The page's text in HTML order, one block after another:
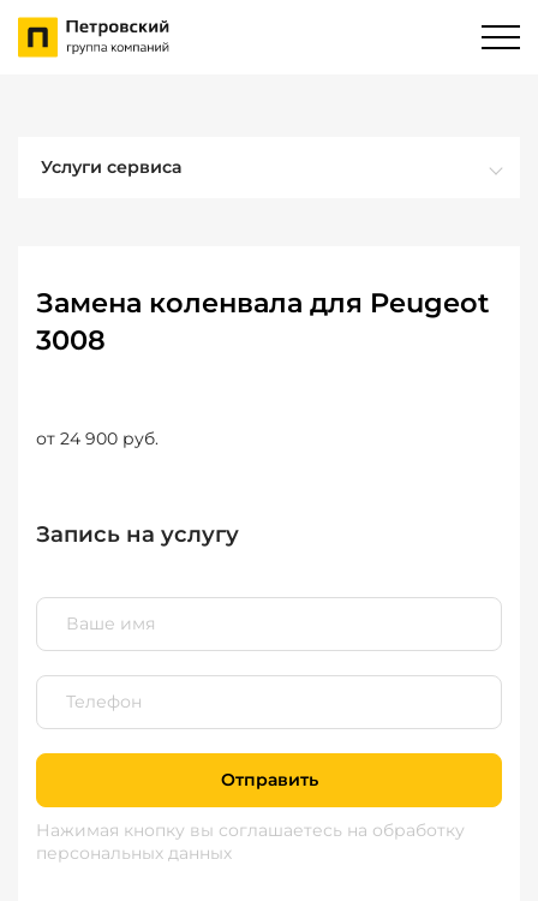
Услуги сервиса
Замена коленвала для Peugeot
3008
от 24 900 руб.
Запись на услугу
Отправить
Нажимая кнопку вы соглашаетесь на обработку
персональных данных